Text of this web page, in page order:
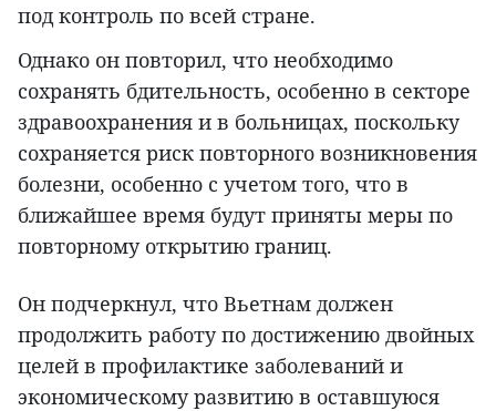
под контроль по всей стране.
Однако он повторил, что необходимо
сохранять бдительность, особенно в секторе
здравоохранения и в больницах, поскольку
сохраняется риск повторного возникновения
болезни, особенно с учетом того, что в
ближайшее время будут приняты меры по
повторному открытию границ.
Он подчеркнул, что Вьетнам должен
продолжить работу по достижению двойных
целей в профилактике заболеваний и
экономическому развитию в оставшуюся